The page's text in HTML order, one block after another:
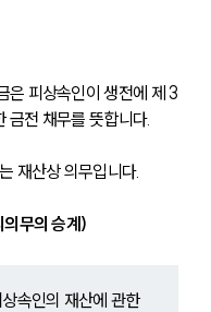
은 피상속인이 생전에 제 3
금전 채무를 뜻합니다.
재산상 의무입니다.
무의 승계)
속인의 재산에 관한